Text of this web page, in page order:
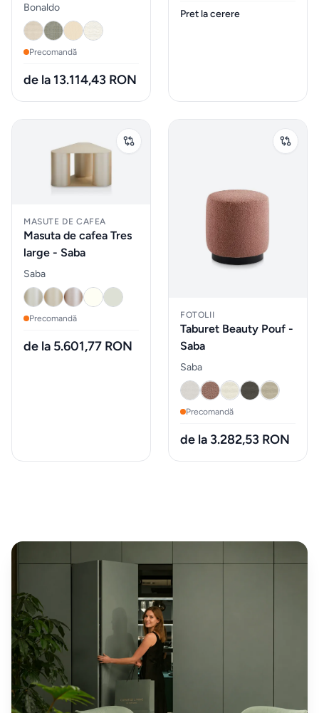
de
pentru
EXTERIOR
puf &
Mobilier
lounge
Accesorii
schimb
accesorii
Pardoseli
Accesorii
Bonaldo
Precomandă
de la 13.114,43 RON
Pret la cerere
MASUTE DE CAFEA
Masuta de cafea Tres
large - Saba
Saba
Precomandă
de la 5.601,77 RON
FOTOLII
Taburet Beauty Pouf -
Saba
Saba
Precomandă
de la 3.282,53 RON